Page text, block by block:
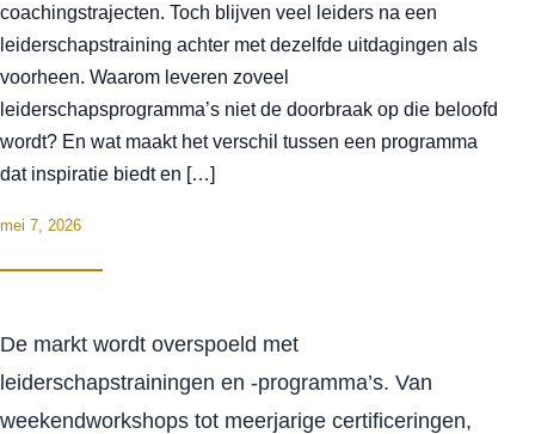
coachingstrajecten. Toch blijven veel leiders na een
leiderschapstraining achter met dezelfde uitdagingen als
voorheen. Waarom leveren zoveel
leiderschapsprogramma’s niet de doorbraak op die beloofd
wordt? En wat maakt het verschil tussen een programma
dat inspiratie biedt en […]
mei 7, 2026
De markt wordt overspoeld met
leiderschapstrainingen en -programma’s. Van
weekendworkshops tot meerjarige certificeringen,